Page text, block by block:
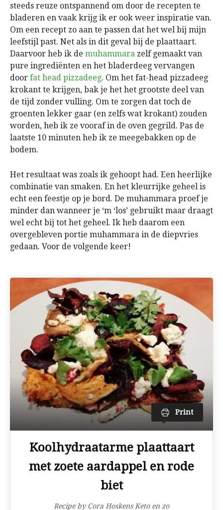
steeds reuze ontspannend om door de recepten te
bladeren en vaak krijg ik er ook weer inspiratie van.
Om een recept zo aan te passen dat het wel bij mijn
leefstijl past. Net als in dit geval bij de plaattaart.
Daarvoor heb ik de muhammara zelf gemaakt van
pure ingrediënten en het bladerdeeg vervangen
door fat head pizzadeeg. Om het fat-head pizzadeeg
krokant te krijgen, bak je het het grootste deel van
de tijd zonder vulling. Om te zorgen dat toch de
groenten lekker gaar (en zelfs wat krokant) zouden
worden, heb ik ze vooraf in de oven gegrild. Pas de
laatste 10 minuten heb ik ze meegebakken op de
bodem.
Het resultaat was zoals ik gehoopt had. Een heerlijke
combinatie van smaken. En het kleurrijke geheel is
echt een feestje op je bord. De muhammara proef je
minder dan wanneer je ‘m ‘los’ gebruikt maar draagt
wel echt bij tot het geheel. Ik heb daarom een
overgebleven portie muhammara in de diepvries
gedaan. Voor de volgende keer!
Print
Koolhydraatarme plaattaart
met zoete aardappel en rode
biet
Recipe by Cora Hoskens Keto en zo